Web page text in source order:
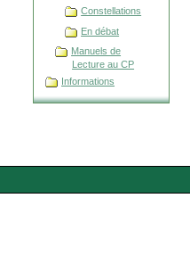
Constellations
En débat
Manuels de
Lecture au CP
Informations